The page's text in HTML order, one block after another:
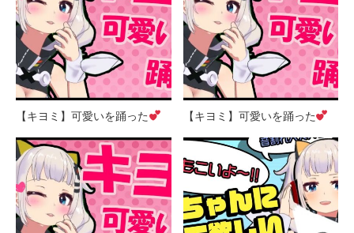
【キヨミ】可愛いを踊った 【キヨミ】可愛いを踊った